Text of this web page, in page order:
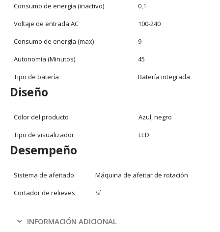
Consumo de energía (inactivo)
0,1
Voltaje de entrada AC
100-240
Consumo de energía (max)
9
Autonomía (Minutos)
45
Tipo de batería
Batería integrada
Diseño
Color del producto
Azul, negro
Tipo de visualizador
LED
Desempeño
Sistema de afeitado
Máquina de afeitar de rotación
Cortador de relieves
Sí
INFORMACIÓN ADICIONAL